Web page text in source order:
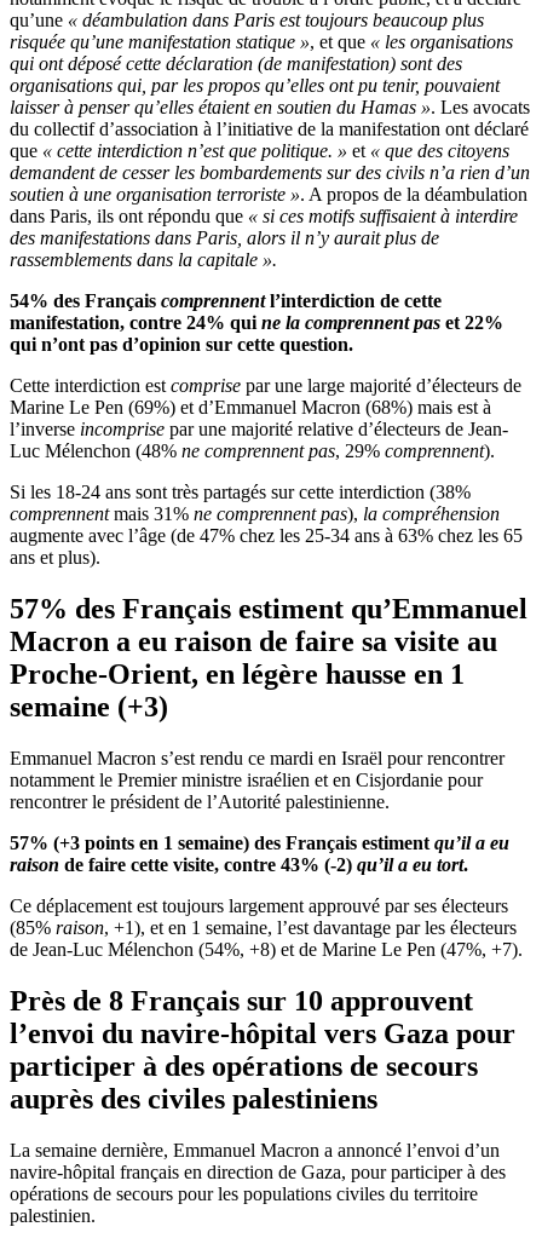
qu’une « déambulation dans Paris est toujours beaucoup plus
risquée qu’une manifestation statique », et que « les organisations
qui ont déposé cette déclaration (de manifestation) sont des
organisations qui, par les propos qu’elles ont pu tenir, pouvaient
laisser à penser qu’elles étaient en soutien du Hamas ». Les avocats
du collectif d’association à l’initiative de la manifestation ont déclaré
que « cette interdiction n’est que politique. » et « que des citoyens
demandent de cesser les bombardements sur des civils n’a rien d’un
soutien à une organisation terroriste ». A propos de la déambulation
dans Paris, ils ont répondu que « si ces motifs suffisaient à interdire
des manifestations dans Paris, alors il n’y aurait plus de
rassemblements dans la capitale ».
54% des Français comprennentl’interdiction de cette
manifestation, contre 24% qui ne la comprennent pas et 22%
qui n’ont pas d’opinion sur cette question.
Cette interdiction est comprise par une large majorité d’électeurs de
Marine Le Pen (69%) et d’Emmanuel Macron (68%) mais est à
l’inverse incomprise par une majorité relative d’électeurs de Jean-
Luc Mélenchon (48% ne comprennent pas, 29% comprennent).
Si les 18-24 ans sont très partagés sur cette interdiction (38%
comprennentmais 31% ne comprennent pas), la compréhension
augmente avec l’âge (de 47% chez les 25-34 ans à 63% chez les 65
ans et plus).
57% des Français estiment qu’Emmanuel
Macron a eu raison de faire sa visite au
Proche-Orient, en légère hausse en 1
semaine (+3)
Emmanuel Macron s’est rendu ce mardi en Israël pour rencontrer
notamment le Premier ministre israélien et en Cisjordanie pour
rencontrer le président de l’Autorité palestinienne.
57% (+3 points en 1 semaine) des Français estiment qu’il a eu
raison de faire cette visite, contre 43% (-2) qu’il a eu tort.
Ce déplacement est toujours largement approuvé par ses électeurs
(85% raison, +1), et en 1 semaine, l’est davantage par les électeurs
de Jean-Luc Mélenchon (54%, +8) et de Marine Le Pen (47%, +7).
Près de 8 Français sur 10 approuvent
l’envoi du navire-hôpital vers Gaza pour
participer à des opérations de secours
auprès des civiles palestiniens
La semaine dernière, Emmanuel Macron a annoncé l’envoi d’un
navire-hôpital français en direction de Gaza, pour participer à des
opérations de secours pour les populations civiles du territoire
palestinien.